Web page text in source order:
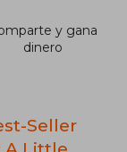
y gana
dinero
Seller